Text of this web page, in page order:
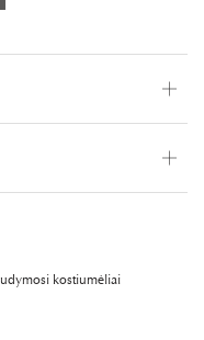
kostiumėliai